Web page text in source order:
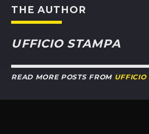
THE AUTHOR
UFFICIO STAMPA
READ MORE POSTS FROM UFFICIO